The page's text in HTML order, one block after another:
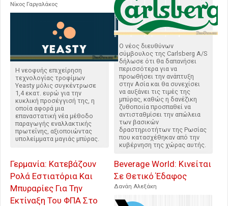
Νίκος Γαργαλάκος
Η νεοφυής επιχείρηση
τεχνολογίας τροφίμων
Yeasty μόλις συγκέντρωσε
1,4 εκατ. ευρώ για την
κυκλική προσέγγισή της, η
οποία αφορά μια
επαναστατική νέα μέθοδο
παραγωγής εναλλακτικής
πρωτεΐνης, αξιοποιώντας
υπολείμματα μαγιάς μπύρας.
Ο νέος διευθύνων
σύμβουλος της Carlsberg A/S
δήλωσε ότι θα δαπανήσει
περισσότερα για να
προωθήσει την ανάπτυξη
στην Ασία και θα συνεχίσει
να αυξάνει τις τιμές της
μπύρας, καθώς η δανέζικη
ζυθοποιία προσπαθεί να
αντισταθμίσει την απώλεια
των βασικών
δραστηριοτήτων της Ρωσίας
που κατασχέθηκαν από την
κυβέρνηση της χώρας αυτής.
Γερμανία: Κατεβάζουν
Ρολά Εστιατόρια Και
Μπυραρίες Για Την
Εκτίναξη Του ΦΠΑ Στο
Beverage World: Κινείται
Σε Θετικό Έδαφος
Δανάη Αλεξάκη